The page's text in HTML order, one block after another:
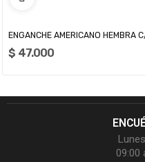
ENGANCHE AMERICANO HEMBRA
$ 47.000
09:00